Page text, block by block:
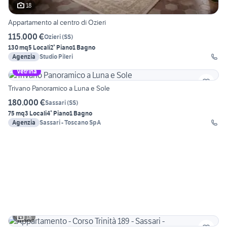
18
Appartamento al centro di Ozieri
115.000 €Ozieri(SS)
130 mq5 Locali2° Piano1 Bagno
Agenzia Studio Pileri
Vetrina
Trivano Panoramico a Luna e Sole
180.000 €Sassari(SS)
75 mq3 Locali4° Piano1 Bagno
Agenzia Sassari - Toscano SpA
18